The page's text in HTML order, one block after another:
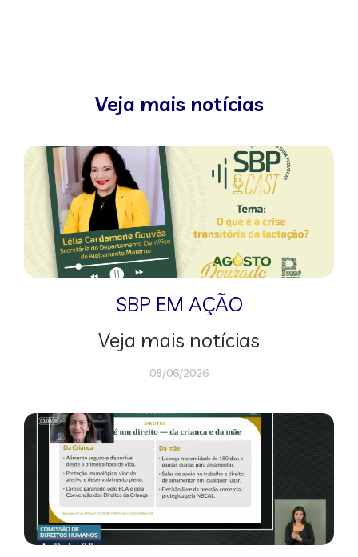
Veja mais notícias
SBP EM AÇÃO
Veja mais notícias
08/06/2026